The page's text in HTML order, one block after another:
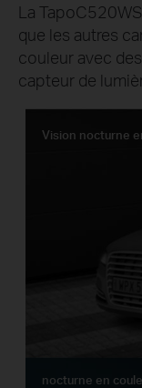
La
que les autres
couleur avec
capteur de
Vision nocturne
nocturne en